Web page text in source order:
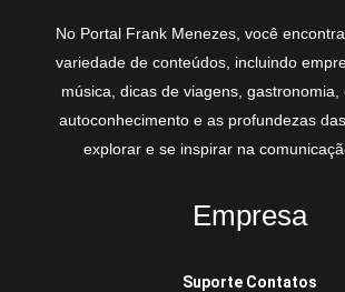
No Portal Frank Menezes, você
variedade de conteúdos, incluindo
música, dicas de viagens, gastronomia,
autoconhecimento e as profundezas
explorar e se inspirar na
Empresa
Suporte Contatos